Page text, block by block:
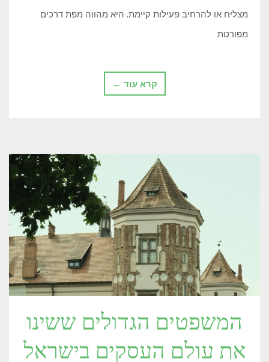
מצליח או להרחיב פעילות קיימת. היא מהווה מפת דרכים
מפורטת
קרא עוד ←
המשפטים הגדולים ששינו
את עולם העסקים בישראל